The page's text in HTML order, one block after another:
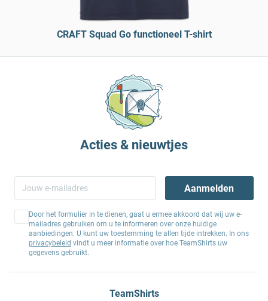
CRAFT Squad Go functioneel T-shirt
Acties & nieuwtjes
Aanmelden
Door het formulier in te dienen, gaat u ermee akkoord dat wij uw e-
mailadres gebruiken om u te informeren over onze huidige
aanbiedingen. U kunt uw toestemming te allen tijde intrekken. In ons
privacybeleid vindt u meer informatie over hoe TeamShirts uw
gegevens gebruikt.
TeamShirts